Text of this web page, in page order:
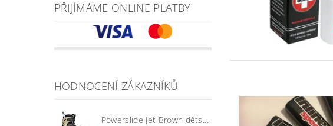
PŘIJÍMÁME ONLINE PLATBY
HODNOCENÍ ZÁKAZNÍKŮ
Powerslide Jet Brown dětské kolečkové brusle